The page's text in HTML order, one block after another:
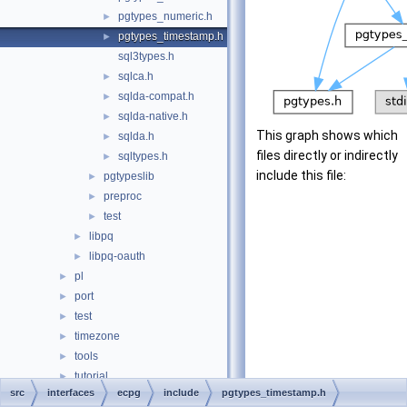
► pgtypes_numeric.h
►
pgtypes_timestamp.h
sql3types.h
► sqlca.h
► sqlda-compat.h
► sqlda-native.h
► sqlda.h
► sqltypes.h
► pgtypeslib
► preproc
► test
► libpq
► libpq-oauth
► pl
► port
► test
► timezone
► tools
► tutorial
► Globals
This graph shows which
files directly or indirectly
include this file:
src interfaces ecpg include pgtypes_timestamp.h